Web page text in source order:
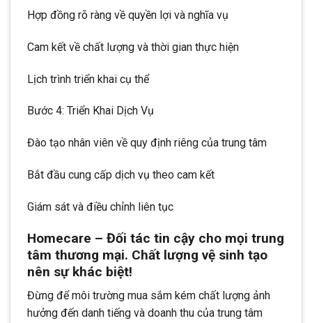
Hợp đồng rõ ràng về quyền lợi và nghĩa vụ
Cam kết về chất lượng và thời gian thực hiện
Lịch trình triển khai cụ thể
Bước 4: Triển Khai Dịch Vụ
Đào tạo nhân viên về quy định riêng của trung tâm
Bắt đầu cung cấp dịch vụ theo cam kết
Giám sát và điều chỉnh liên tục
Homecare – Đối tác tin cậy cho mọi trung
tâm thương mại. Chất lượng vệ sinh tạo
nên sự khác biệt!
Đừng để môi trường mua sắm kém chất lượng ảnh
hưởng đến danh tiếng và doanh thu của trung tâm